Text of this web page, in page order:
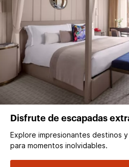
Disfrute de escapadas
Explore impresionantes destinos
para momentos inolvidables.